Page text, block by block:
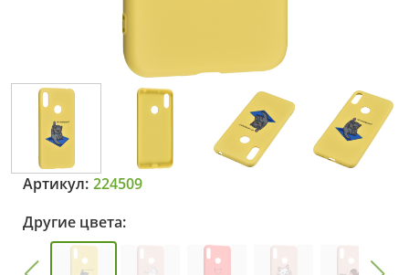
Артикул: 224509
Другие цвета: